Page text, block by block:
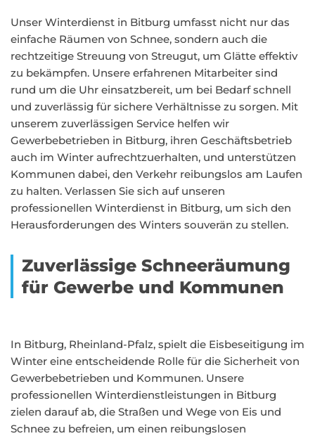
Unser Winterdienst in Bitburg umfasst nicht nur das
einfache Räumen von Schnee, sondern auch die
rechtzeitige Streuung von Streugut, um Glätte effektiv
zu bekämpfen. Unsere erfahrenen Mitarbeiter sind
rund um die Uhr einsatzbereit, um bei Bedarf schnell
und zuverlässig für sichere Verhältnisse zu sorgen. Mit
unserem zuverlässigen Service helfen wir
Gewerbebetrieben in Bitburg, ihren Geschäftsbetrieb
auch im Winter aufrechtzuerhalten, und unterstützen
Kommunen dabei, den Verkehr reibungslos am Laufen
zu halten. Verlassen Sie sich auf unseren
professionellen Winterdienst in Bitburg, um sich den
Herausforderungen des Winters souverän zu stellen.
Zuverlässige Schneeräumung
für Gewerbe und Kommunen
In Bitburg, Rheinland-Pfalz, spielt die Eisbeseitigung im
Winter eine entscheidende Rolle für die Sicherheit von
Gewerbebetrieben und Kommunen. Unsere
professionellen Winterdienstleistungen in Bitburg
zielen darauf ab, die Straßen und Wege von Eis und
Schnee zu befreien, um einen reibungslosen